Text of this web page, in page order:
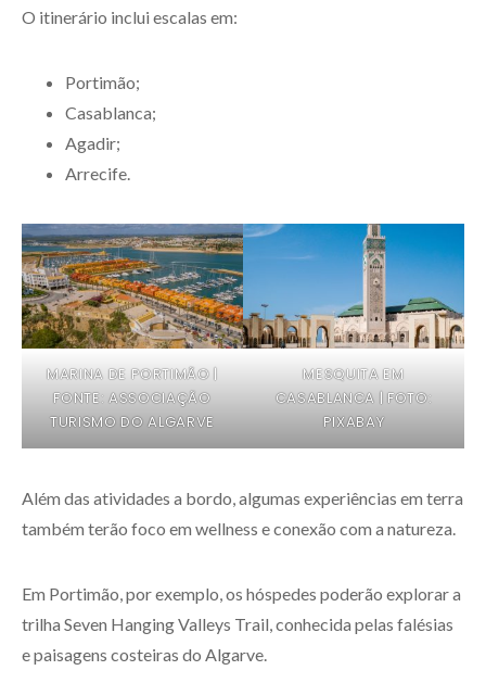
O itinerário inclui escalas em:
Portimão;
Casablanca;
Agadir;
Arrecife.
MARINA DE PORTIMÃO |
FONTE: ASSOCIAÇÃO
TURISMO DO ALGARVE
MESQUITA EM
CASABLANCA | FOTO:
PIXABAY
Além das atividades a bordo, algumas experiências em terra
também terão foco em wellness e conexão com a natureza.
Em Portimão, por exemplo, os hóspedes poderão explorar a
trilha Seven Hanging Valleys Trail, conhecida pelas falésias
e paisagens costeiras do Algarve.